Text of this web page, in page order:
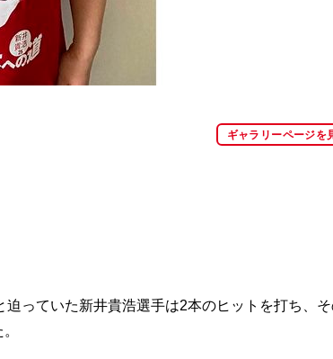
ギャラリーページを
っていた新井貴浩選手は2本のヒットを打ち、そ